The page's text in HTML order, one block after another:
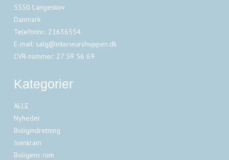
5550 Langeskov
Danmark
Telefonnr.: 21636554
E-mail: salg@interieurshoppen.dk
CVR-nummer: 27 59 56 69
Kategorier
ALLE
Nyheder
Boligindretning
Isenkram
Boligens rum